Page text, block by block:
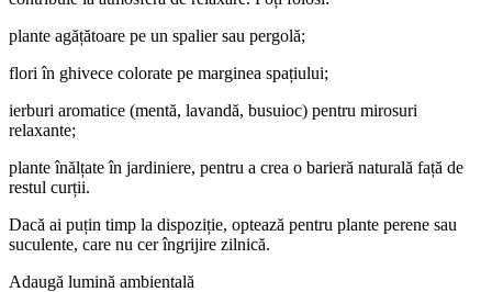
plante agățătoare pe un spalier sau pergolă;
flori în ghivece colorate pe marginea spațiului;
ierburi aromatice (mentă, lavandă, busuioc) pentru mirosuri
relaxante;
plante înălțate în jardiniere, pentru a crea o barieră naturală față de
restul curții.
Dacă ai puțin timp la dispoziție, optează pentru plante perene sau
suculente, care nu cer îngrijire zilnică.
Adaugă lumină ambientală